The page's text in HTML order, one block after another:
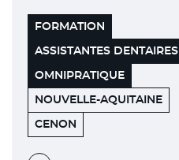
FORMATION
ASSISTANTES DENTAIRES
OMNIPRATIQUE
NOUVELLE-AQUITAINE
ROCHER
DE
CENON